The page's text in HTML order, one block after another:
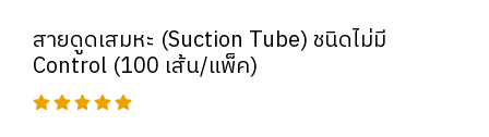
สายดูดเสมหะ (Suction Tube) ชนิดไม่มี
Control (100 เส้น/แพ็ค)